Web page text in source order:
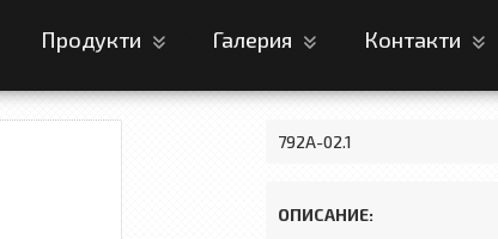
Продукти Галерия Контакти
792А-02.1
ОПИСАНИЕ: